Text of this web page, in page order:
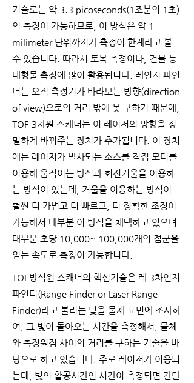
기술로는 약 3.3 picoseconds(1조분의 1초)
의 측정이 가능하므로, 이 방식은 약 1
milimeter 단위까지가 측정이 한계라고 볼
수 있습니다. 따라서 토목 측정이나, 건물 등
대형물 측정에 많이 활용됩니다. 레인지 파인
더는 오직 측정기가 바라보는 방향(direction
of view)으로의 거리 밖에 못 구하기 때문에,
TOF 3차원 스캐너는 이 레이저의 방향을 정
밀하게 바꿔주는 장치가 추가됩니다. 이 장치
에는 레이저가 발사되는 소스를 직접 모터를
이용해 움직이는 방식과 회전거울을 이용하
는 방식이 있는데, 거울을 이용하는 방식이
훨씬 더 가볍고 더 빠르고, 더 정확한 조정이
가능해서 대부분 이 방식을 채택하고 있으며
대부분 초당 10,000~ 100,000개의 점군을
얻는 속도로 측정이 가능합니다.
TOF방식원 스캐너의 핵심기술은 레 3차인지
파인더(Range Finder or Laser Range
Finder)라고 불리는 빛을 물체 표면에 조사하
여, 그 빛이 돌아오는 시간을 측정해서, 물체
와 측정원점 사이의 거리를 구하는 기술을 바
탕으로 하고 있습니다. 주로 레이저가 이용되
는데, 빛의 활공시간인 시간이 측정되면 간단